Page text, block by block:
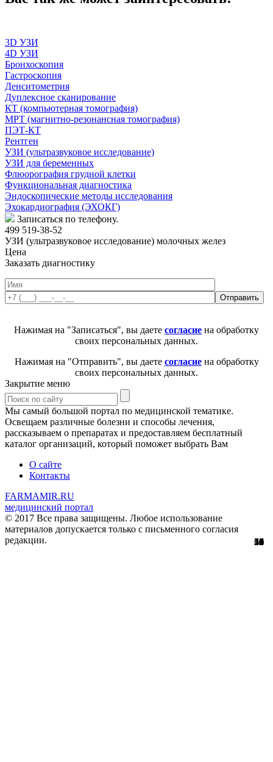
4
3D УЗИ
0
4D УЗИ
0
Бронхоскопия
13
Гастроскопия
2
Денситометрия
11
Дуплексное сканирование
51
КТ (компьютерная томография)
56
МРТ (магнитно-резонансная томография)
0
ПЭТ-КТ
29
Рентген
61
УЗИ (ультразвуковое исследование)
3
УЗИ для беременных
7
Флюорография грудной клетки
12
Функциональная диагностика
8
Эндоскопические методы исследования
32
Эхокардиография (ЭХОКГ)
Записаться по телефону.
499 519-38-52
УЗИ (ультразвуковое исследование) молочных желез
Цена
Заказать диагностику
Нажимая на "Записаться", вы даете согласие на обработку
своих персональных данных.
Нажимая на "Отправить", вы даете согласиена обработку
своих персональных данных.
Закрытие меню
Мы самый большой портал по медицинской тематике.
Освещаем различные болезни и способы лечения,
рассказываем о препаратах и предоставляем бесплатный
каталог организаций, который поможет выбрать Вам
О сайте
Контакты
FARMAMIR.RU
медицинский портал
© 2017 Все права защищены. Любое использование
материалов допускается только с письменного согласия
редакции.